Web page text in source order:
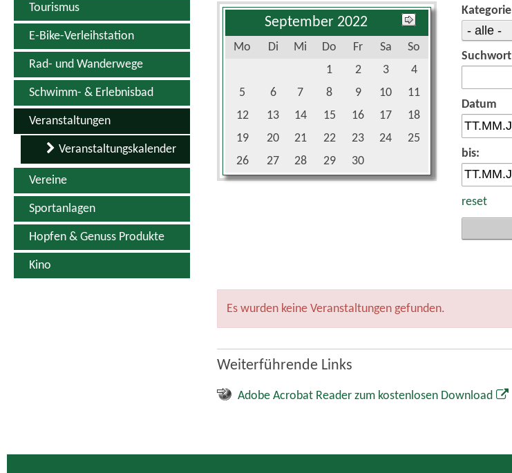
Tourismus
E-Bike-Verleihstation
Rad- und Wanderwege
Schwimm- & Erlebnisbad
Veranstaltungen
Veranstaltungskalender
Vereine
Sportanlagen
Hopfen & Genuss Produkte
Kino
September 2022
Mo Di Mi Do Fr Sa
So
1
2 3
4
5
6 7 8 9 10
11
12
13 14 15 16 17
18
19
20 21 22 23 24
25
26
27 28 29 30
Kategorie
Suchwort
Datum
bis:
reset
Es wurden keine Veranstaltungen gefunden.
Weiterführende Links
Adobe Acrobat Reader zum kostenlosen Download